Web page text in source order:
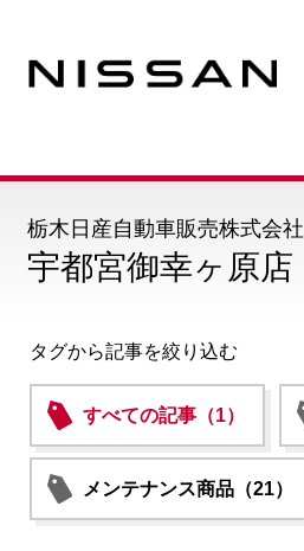
宇都宮御幸ヶ原店
栃木日産自動車販売株式会社
タグから記事を絞り込む
すべての記事（1）
メンテナンス商品（21）